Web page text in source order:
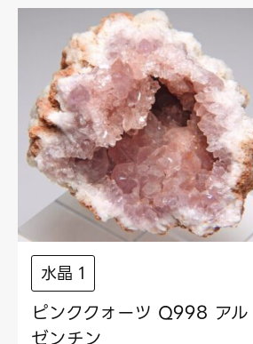
水晶 1
ピンククォーツ Q998 アル